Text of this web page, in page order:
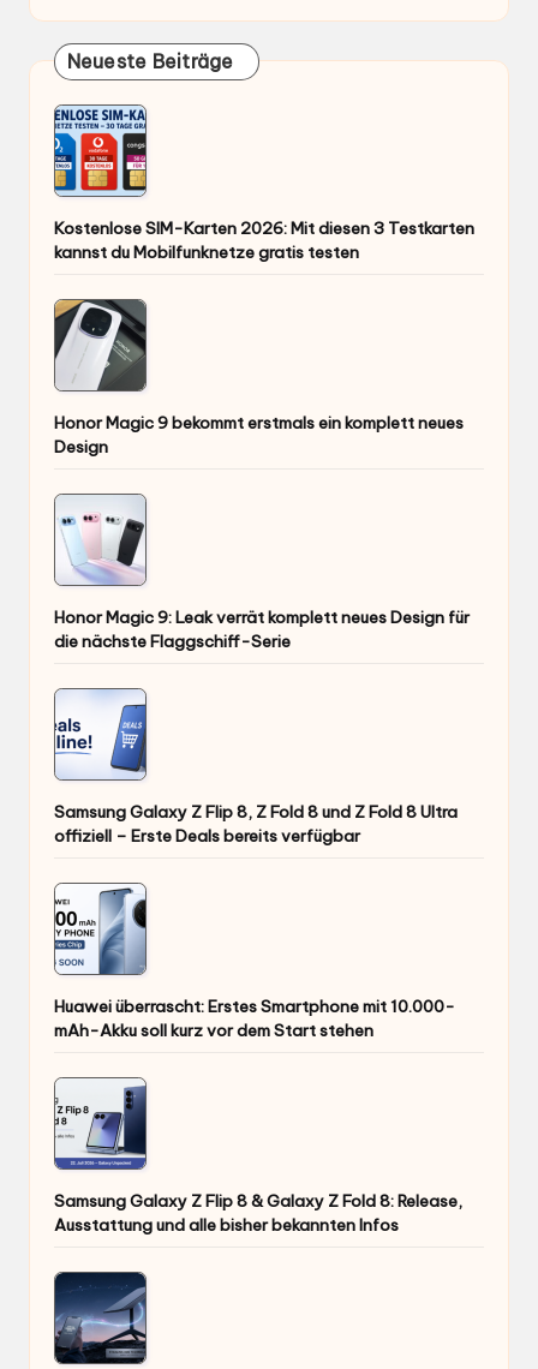
Neueste Beiträge
Kostenlose SIM-Karten 2026: Mit diesen 3 Testkarten
kannst du Mobilfunknetze gratis testen
Honor Magic 9 bekommt erstmals ein komplett neues
Design
Honor Magic 9: Leak verrät komplett neues Design für
die nächste Flaggschiff-Serie
Samsung Galaxy Z Flip 8, Z Fold 8 und Z Fold 8 Ultra
offiziell – Erste Deals bereits verfügbar
Huawei überrascht: Erstes Smartphone mit 10.000-
mAh-Akku soll kurz vor dem Start stehen
Samsung Galaxy Z Flip 8 & Galaxy Z Fold 8: Release,
Ausstattung und alle bisher bekannten Infos